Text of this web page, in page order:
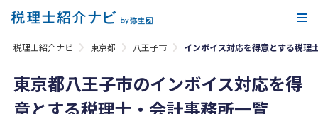
税理士紹介ナビ 東京都 八王子市 インボイス対応を得意とする税理
東京都八王子市のインボイス対応を得
意とする税理士・会計事務所一覧